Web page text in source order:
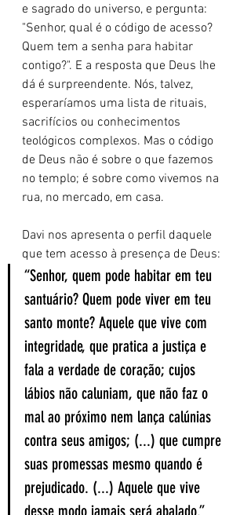
e sagrado do universo, e pergunta:
"Senhor, qual é o código de acesso?
Quem tem a senha para habitar
contigo?". E a resposta que Deus lhe
dá é surpreendente. Nós, talvez,
esperaríamos uma lista de rituais,
sacrifícios ou conhecimentos
teológicos complexos. Mas o código
de Deus não é sobre o que fazemos
no templo; é sobre como vivemos na
rua, no mercado, em casa.
Davi nos apresenta o perfil daquele
que tem acesso à presença de Deus:
“Senhor, quem pode habitar em teu
santuário? Quem pode viver em teu
santo monte? Aquele que vive com
integridade, que pratica a justiça e
fala a verdade de coração; cujos
lábios não caluniam, que não faz o
mal ao próximo nem lança calúnias
contra seus amigos; (...) que cumpre
suas promessas mesmo quando é
prejudicado. (...) Aquele que vive